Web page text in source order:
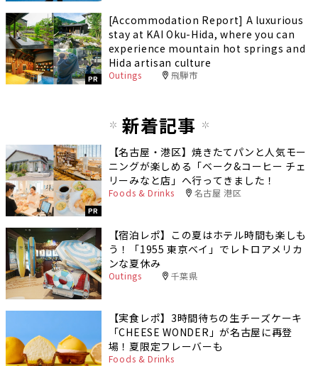
PR
[Accommodation Report] A luxurious
stay at KAI Oku-Hida, where you can
experience mountain hot springs and
Hida artisan culture
Outings 飛騨市
新着記事
PR
【名古屋・港区】焼きたてパンと人気モー
ニングが楽しめる「ベーク&コーヒー チェ
リーみなと店」へ行ってきました！
Foods & Drinks 名古屋 港区
【宿泊レポ】この夏はホテル時間も楽しも
う！「1955 東京ベイ」でレトロアメリカ
ンな夏休み
Outings 千葉県
【実食レポ】3時間待ちの生チーズケーキ
「CHEESE WONDER」が名古屋に再登
場！夏限定フレーバーも
Foods & Drinks